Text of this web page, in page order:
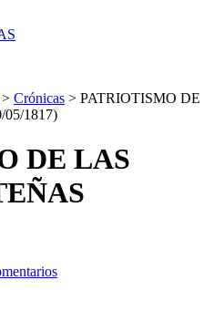
> Crónicas > PATRIOTISMO DE
1817)
DE LAS